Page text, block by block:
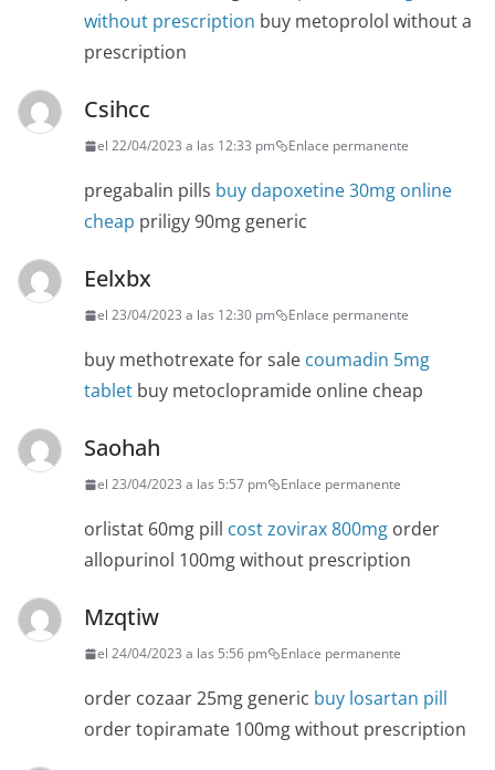
without prescription buy metoprolol without a
prescription
Csihcc
el 22/04/2023 a las 12:33 pm Enlace permanente
pregabalin pills buy dapoxetine 30mg online
cheap priligy 90mg generic
Eelxbx
el 23/04/2023 a las 12:30 pm Enlace permanente
buy methotrexate for sale coumadin 5mg
tablet buy metoclopramide online cheap
Saohah
el 23/04/2023 a las 5:57 pm Enlace permanente
orlistat 60mg pill cost zovirax 800mg order
allopurinol 100mg without prescription
Mzqtiw
el 24/04/2023 a las 5:56 pm Enlace permanente
order cozaar 25mg generic buy losartan pill
order topiramate 100mg without prescription